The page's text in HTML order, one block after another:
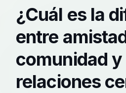
¿Cuál es la
entre
comunidad y
relaciones